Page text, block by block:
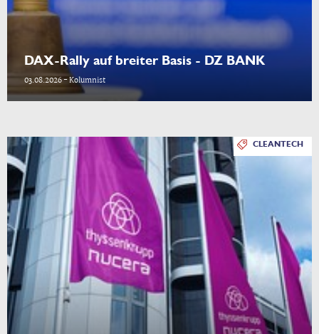
DAX-Rally auf breiter Basis - DZ BANK
03.08.2026 - Kolumnist
CLEANTECH